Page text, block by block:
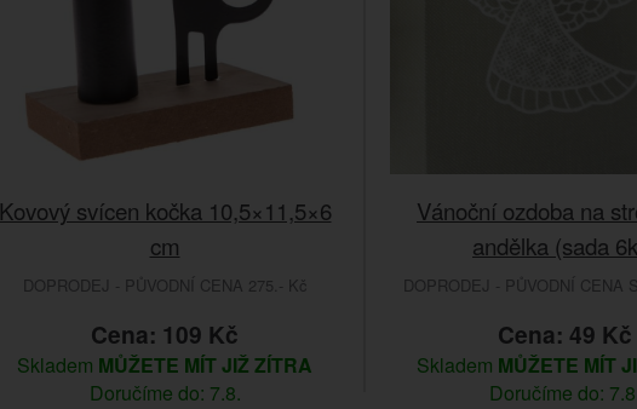
Kovový svícen kočka 10,5×11,5×6
cm
DOPRODEJ - PŮVODNÍ CENA 275.- Kč
Cena: 109 Kč
Skladem MŮŽETE MÍT JIŽ ZÍTRA
Doručíme do: 7.8.
Vánoční ozdoba na
andělka (sada
DOPRODEJ - PŮVODNÍ CENA
Cena: 49 Kč
Skladem MŮŽETE MÍT
Doručíme do: